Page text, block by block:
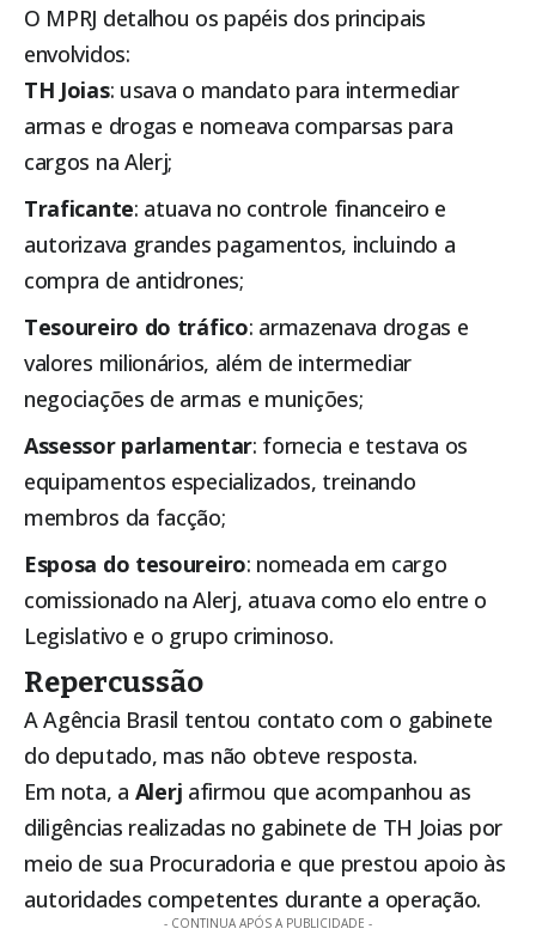
O MPRJ detalhou os papéis dos principais
envolvidos:
TH Joias: usava o mandato para intermediar
armas e drogas e nomeava comparsas para
cargos na Alerj;
Traficante: atuava no controle financeiro e
autorizava grandes pagamentos, incluindo a
compra de antidrones;
Tesoureiro do tráfico: armazenava drogas e
valores milionários, além de intermediar
negociações de armas e munições;
Assessor parlamentar: fornecia e testava os
equipamentos especializados, treinando
membros da facção;
Esposa do tesoureiro: nomeada em cargo
comissionado na Alerj, atuava como elo entre o
Legislativo e o grupo criminoso.
Repercussão
A Agência Brasil tentou contato com o gabinete
do deputado, mas não obteve resposta.
Em nota, a Alerj afirmou que acompanhou as
diligências realizadas no gabinete de TH Joias por
meio de sua Procuradoria e que prestou apoio às
autoridades competentes durante a operação.
- CONTINUA APÓS A PUBLICIDADE -